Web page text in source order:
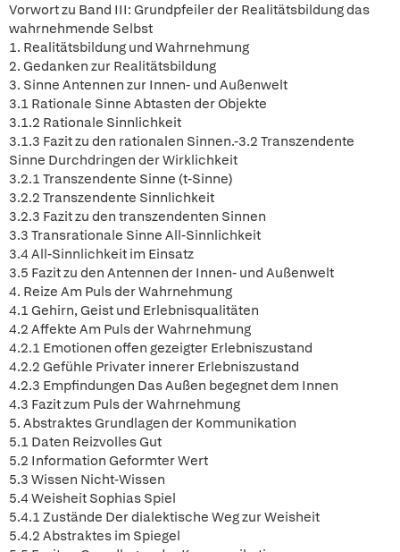
Vorwort zu Band III: Grundpfeiler der Realitätsbildung das
wahrnehmende Selbst
1. Realitätsbildung und Wahrnehmung
2. Gedanken zur Realitätsbildung
3. Sinne Antennen zur Innen- und Außenwelt
3.1 Rationale Sinne Abtasten der Objekte
3.1.2 Rationale Sinnlichkeit
3.1.3 Fazit zu den rationalen Sinnen.-3.2 Transzendente
Sinne Durchdringen der Wirklichkeit
3.2.1 Transzendente Sinne (t-Sinne)
3.2.2 Transzendente Sinnlichkeit
3.2.3 Fazit zu den transzendenten Sinnen
3.3 Transrationale Sinne All-Sinnlichkeit
3.4 All-Sinnlichkeit im Einsatz
3.5 Fazit zu den Antennen der Innen- und Außenwelt
4. Reize Am Puls der Wahrnehmung
4.1 Gehirn, Geist und Erlebnisqualitäten
4.2 Affekte Am Puls der Wahrnehmung
4.2.1 Emotionen offen gezeigter Erlebniszustand
4.2.2 Gefühle Privater innerer Erlebniszustand
4.2.3 Empfindungen Das Außen begegnet dem Innen
4.3 Fazit zum Puls der Wahrnehmung
5. Abstraktes Grundlagen der Kommunikation
5.1 Daten Reizvolles Gut
5.2 Information Geformter Wert
5.3 Wissen Nicht-Wissen
5.4 Weisheit Sophias Spiel
5.4.1 Zustände Der dialektische Weg zur Weisheit
5.4.2 Abstraktes im Spiegel